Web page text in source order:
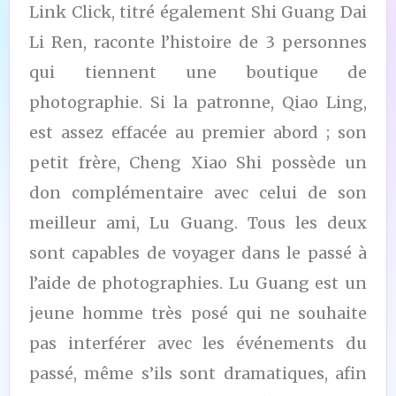
Link Click, titré également Shi Guang Dai
Li Ren, raconte l’histoire de 3 personnes
qui tiennent une boutique de
photographie. Si la patronne, Qiao Ling,
est assez effacée au premier abord ; son
petit frère, Cheng Xiao Shi possède un
don complémentaire avec celui de son
meilleur ami, Lu Guang. Tous les deux
sont capables de voyager dans le passé à
l’aide de photographies. Lu Guang est un
jeune homme très posé qui ne souhaite
pas interférer avec les événements du
passé, même s’ils sont dramatiques, afin